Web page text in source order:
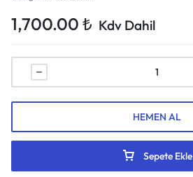
1,700.00 ₺ Kdv Dahil
Sepete Ekle
HEMEN AL